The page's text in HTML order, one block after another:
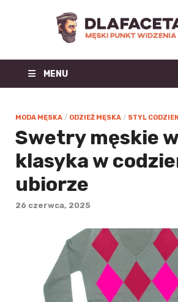
MENU
MODA MĘSKA / ODZIEŻ MĘSKA / STYL
Swetry męskie
klasyka w
ubiorze
26 czerwca, 2025